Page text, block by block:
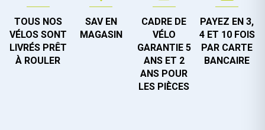
TOUS NOS
VÉLOS SONT
LIVRÉS PRÊT
À ROULER
SAV EN
MAGASIN
CADRE DE
VÉLO
GARANTIE 5
ANS ET 2
ANS POUR
LES PIÈCES
PAYEZ EN 3,
4 ET 10 FOIS
PAR CARTE
BANCAIRE